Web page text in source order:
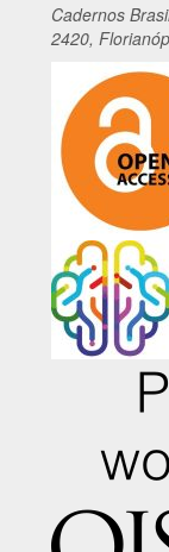
Cadernos Br
2420,